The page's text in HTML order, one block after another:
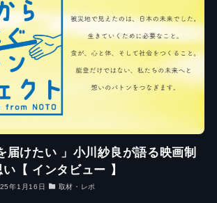
届けたい 」小川紗良が語る映画制
【 インタビュー 】
年1月16日 取材・レポ